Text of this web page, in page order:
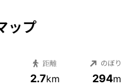
ップ
距離
2.7km
のぼり
294m